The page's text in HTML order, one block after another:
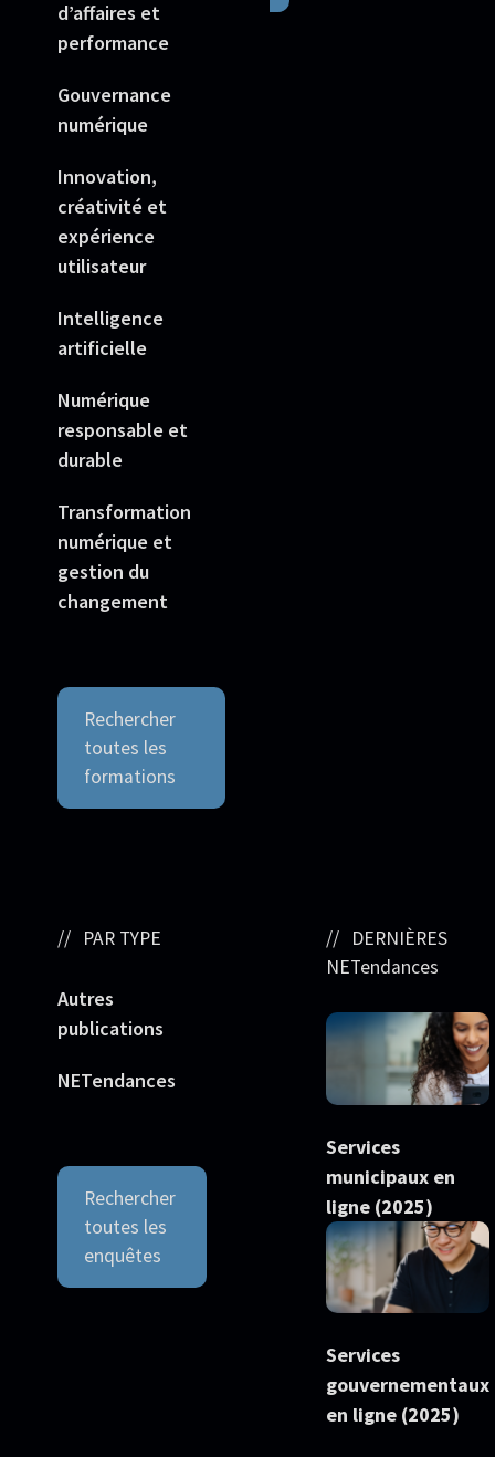
d’affaires et
performance
Gouvernance
numérique
Innovation,
créativité et
expérience
utilisateur
Intelligence
artificielle
Numérique
responsable et
durable
Transformation
numérique et
gestion du
changement
Rechercher
toutes les
formations
PAR TYPE
Autres
publications
NETendances
Rechercher
toutes les
enquêtes
DERNIÈRES
NETendances
Services
municipaux en
ligne (2025)
Services
gouvernementaux
en ligne (2025)